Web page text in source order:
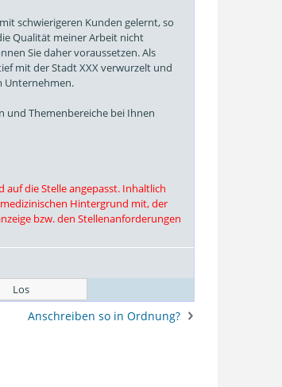
schwierigeren Kunden gelernt, so
Qualität meiner Arbeit nicht
Sie daher voraussetzen. Als
mit der Stadt XXX verwurzelt und
Unternehmen.
und Themenbereiche bei Ihnen
auf die Stelle angepasst. Inhaltlich
Hintergrund mit, der
bzw. den Stellenanforderungen
Anschreiben so in Ordnung?